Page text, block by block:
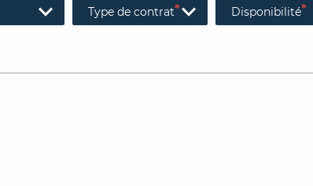
Type de contrat* Disponibilité*